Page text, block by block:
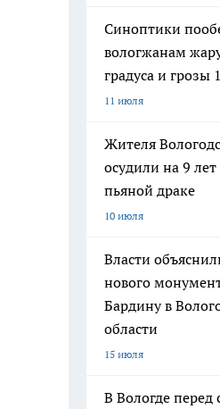
Синоптики
вологжанам
градуса и грозы
11 июля
Жителя
осудили на 9 лет
пьяной драке
10 июля
Власти
нового
Бардину в
области
15 июля
В Вологде перед